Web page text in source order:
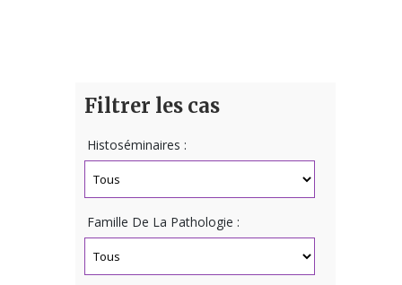
Filtrer les cas
Histoséminaires :
Famille De La Pathologie :